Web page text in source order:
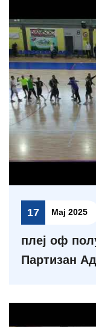
17 Мај 2025
плеј оф
Партизан